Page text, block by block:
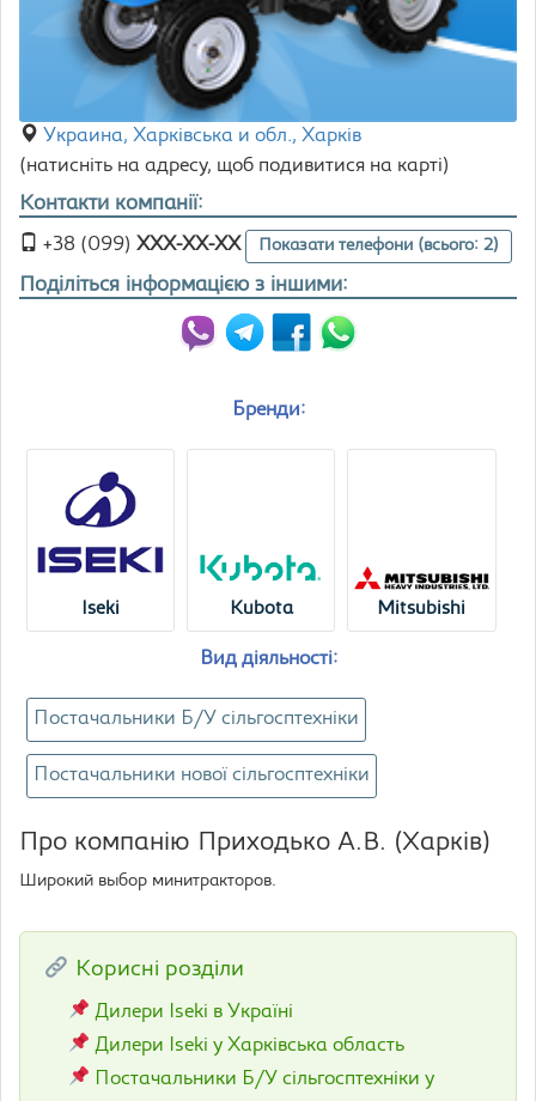
Украина, Харківська и обл., Харків
(натисніть на адресу, щоб подивитися на карті)
Контакти компанії:
+38 (099) XXX-XX-XX Показати телефони (всього: 2)
Поділіться інформацією з іншими:
Бренди:
Iseki Kubota Mitsubishi
Вид діяльності:
Постачальники Б/У сільгосптехніки
Постачальники нової сільгосптехніки
Про компанію Приходько А.В. (Харків)
Широкий выбор минитракторов.
Корисні розділи
Дилери Iseki в Україні
Дилери Iseki у Харківська область
Постачальники Б/У сільгосптехніки у